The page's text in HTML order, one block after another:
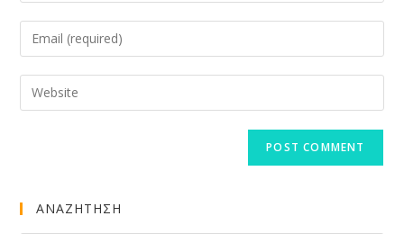
name
to
comment
Enter
your
email
address
Enter
your
ΑΝΑΖΗΤΗΣΗ